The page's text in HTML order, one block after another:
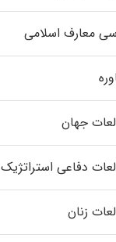
معارف اسلامی
جهان
دفاعی استراتژیک
زنان